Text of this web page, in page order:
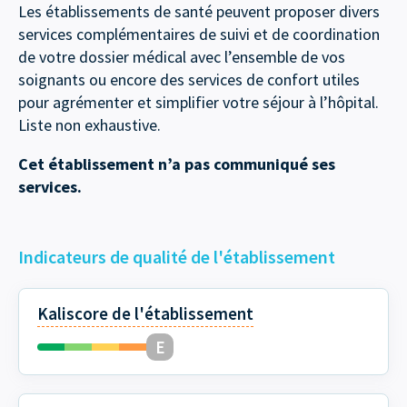
Les établissements de santé peuvent proposer divers
services complémentaires de suivi et de coordination
de votre dossier médical avec l’ensemble de vos
soignants ou encore des services de confort utiles
pour agrémenter et simplifier votre séjour à l’hôpital.
Liste non exhaustive.
Cet établissement n’a pas communiqué ses
services.
Indicateurs de qualité de l'établissement
Kaliscore de l'établissement